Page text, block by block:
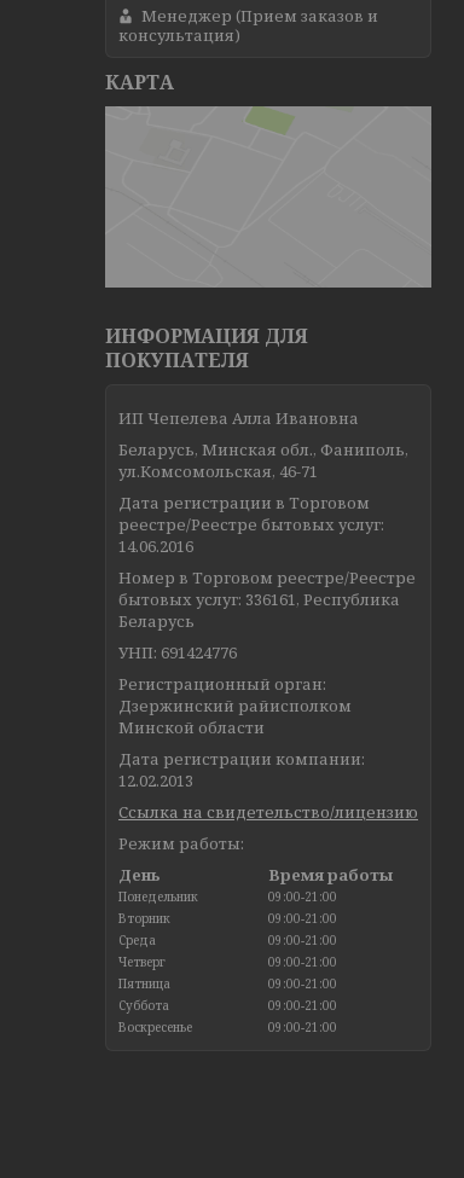
Менеджер (Прием заказов и
консультация)
КАРТА
ИНФОРМАЦИЯ ДЛЯ
ПОКУПАТЕЛЯ
ИП Чепелева Алла Ивановна
Беларусь, Минская обл., Фаниполь,
ул.Комсомольская, 46-71
Дата регистрации в Торговом
реестре/Реестре бытовых услуг:
14.06.2016
Номер в Торговом реестре/Реестре
бытовых услуг: 336161, Республика
Беларусь
УНП: 691424776
Регистрационный орган:
Дзержинский райисполком
Минской области
Дата регистрации компании:
12.02.2013
Ссылка на свидетельство/лицензию
Режим работы:
День
Время работы
Понедельник
09:00-21:00
Вторник
09:00-21:00
Среда
09:00-21:00
Четверг
09:00-21:00
Пятница
09:00-21:00
Суббота
09:00-21:00
Воскресенье
09:00-21:00